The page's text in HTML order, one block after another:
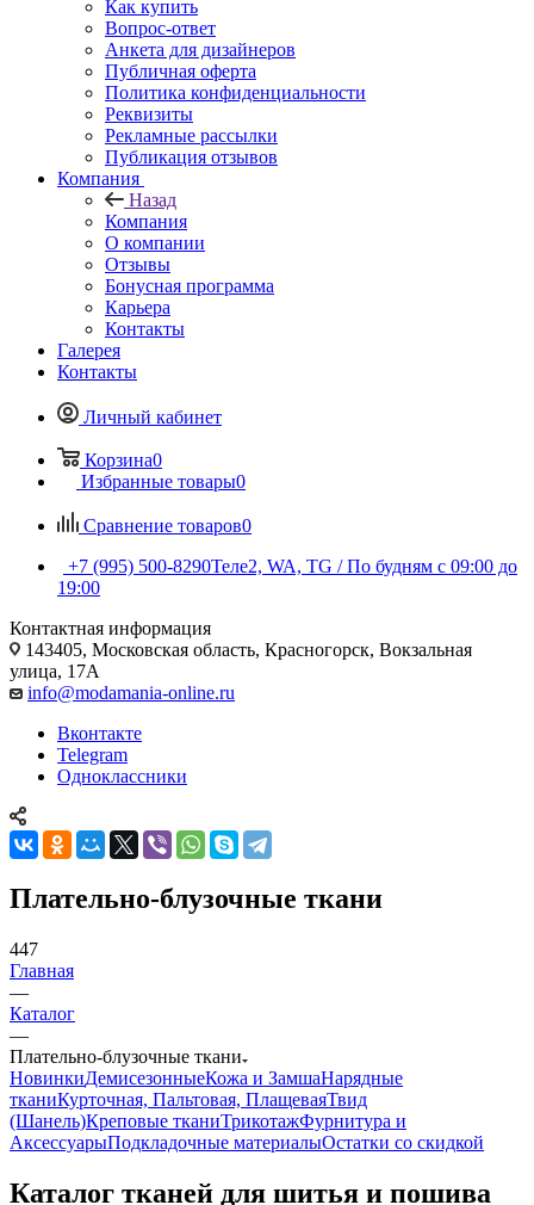
Как купить
Вопрос-ответ
Анкета для дизайнеров
Публичная оферта
Политика конфиденциальности
Реквизиты
Рекламные рассылки
Публикация отзывов
Компания
Назад
Компания
О компании
Отзывы
Бонусная программа
Карьера
Контакты
Галерея
Контакты
Личный кабинет
Корзина0
Избранные товары0
Сравнение товаров0
+7 (995) 500-8290Теле2, WA, TG / По будням c 09:00 до
19:00
Контактная информация
143405, Московская область, Красногорск, Вокзальная
улица, 17А
info@modamania-online.ru
Вконтакте
Telegram
Одноклассники
Плательно-блузочные ткани
447
Главная
—
Каталог
—
Плательно-блузочные ткани
НовинкиДемисезонныеКожа и ЗамшаНарядные
тканиКурточная, Пальтовая, ПлащеваяТвид
(Шанель)Креповые тканиТрикотажФурнитура и
АксессуарыПодкладочные материалыОстатки со скидкой
Каталог тканей для шитья и пошива